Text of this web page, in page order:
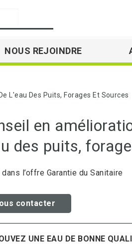
NOUS REJOINDRE
L'eau Des Puits, Forages Et Sources
en
des puits,
l’offre Garantie du Sanitaire
contacter
UNE EAU DE BONNE